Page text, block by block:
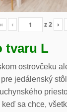
« ‹ z2 ›
tvaru L
ostrovčeku
jedálenský
sa chce,